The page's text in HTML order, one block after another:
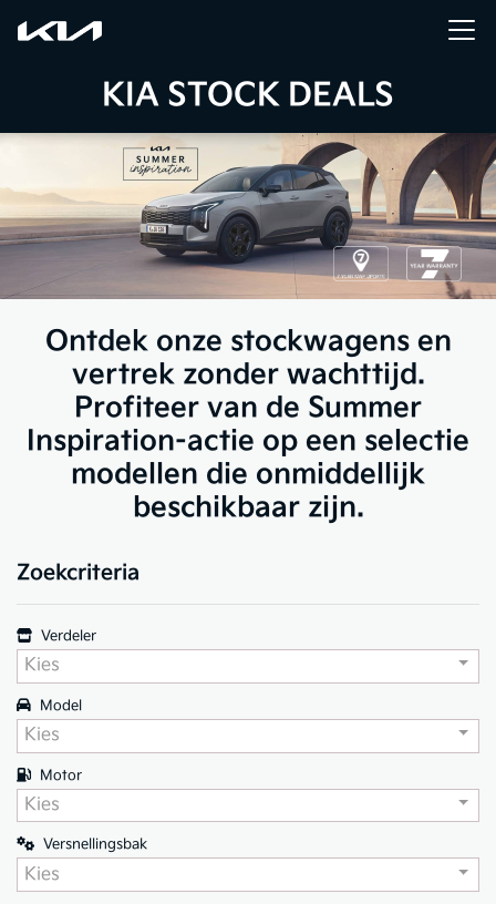
KIA STOCK DEALS
Ontdek onze stockwagens en
vertrek zonder wachttijd.
Profiteer van de Summer
Inspiration-actie op een selectie
modellen die onmiddellijk
beschikbaar zijn.
Zoekcriteria
Verdeler
Kies
Model
Kies
Motor
Kies
Versnellingsbak
Kies